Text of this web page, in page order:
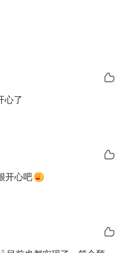
心了
开心吧